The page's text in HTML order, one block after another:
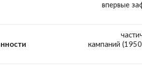
впервые
кампаний